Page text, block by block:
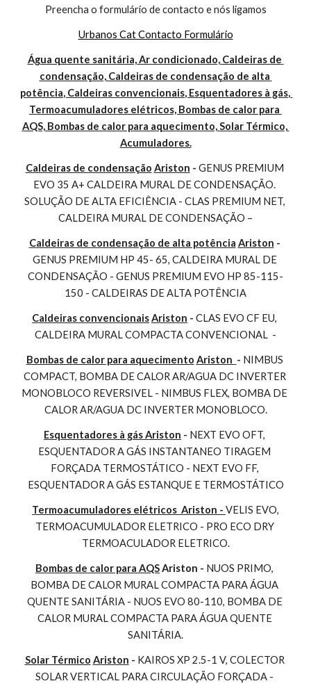
Preencha o formulário de contacto e nós ligamos
Urbanos Cat Contacto Formulário
Água quente sanitária, Ar condicionado, Caldeiras de
condensação, Caldeiras de condensação de alta
potência, Caldeiras convencionais, Esquentadores à gás,
Termoacumuladores elétricos, Bombas de calor para
AQS, Bombas de calor para aquecimento, Solar Térmico,
Acumuladores.
Caldeiras de condensação Ariston - GENUS PREMIUM
EVO 35 A+ CALDEIRA MURAL DE CONDENSAÇÃO.
SOLUÇÃO DE ALTA EFICIÊNCIA - CLAS PREMIUM NET,
CALDEIRA MURAL DE CONDENSAÇÃO –
Caldeiras de condensação de alta potência Ariston
GENUS PREMIUM HP 45- 65, CALDEIRA MURAL DE
CONDENSAÇÃO - GENUS PREMIUM EVO HP 85-115-
150 - CALDEIRAS DE ALTA POTÊNCIA
Caldeiras convencionaisAriston - CLAS EVO CF EU,
CALDEIRA MURAL COMPACTA CONVENCIONAL  -
Bombas de calor para aquecimento Ariston - NIMBUS
COMPACT, BOMBA DE CALOR AR/AGUA DC INVERTER
MONOBLOCO REVERSIVEL - NIMBUS FLEX, BOMBA DE
CALOR AR/AGUA DC INVERTER MONOBLOCO.
Esquentadores à gás Ariston - NEXT EVO OFT,
ESQUENTADOR A GÁS INSTANTANEO TIRAGEM
FORÇADA TERMOSTÁTICO - NEXT EVO FF,
ESQUENTADOR A GÁS ESTANQUE E TERMOSTÁTICO
Termoacumuladores elétricos  Ariston - VELIS EVO,
TERMOACUMULADOR ELETRICO - PRO ECO DRY
TERMOACULADOR ELETRICO.
Bombas de calor para AQS Ariston - NUOS PRIMO,
BOMBA DE CALOR MURAL COMPACTA PARA ÁGUA
QUENTE SANITÁRIA - NUOS EVO 80-110, BOMBA DE
CALOR MURAL COMPACTA PARA ÁGUA QUENTE
SANITÁRIA.
Solar Térmico Ariston - KAIROS XP 2.5-1 V, COLECTOR
SOLAR VERTICAL PARA CIRCULAÇÃO FORÇADA -